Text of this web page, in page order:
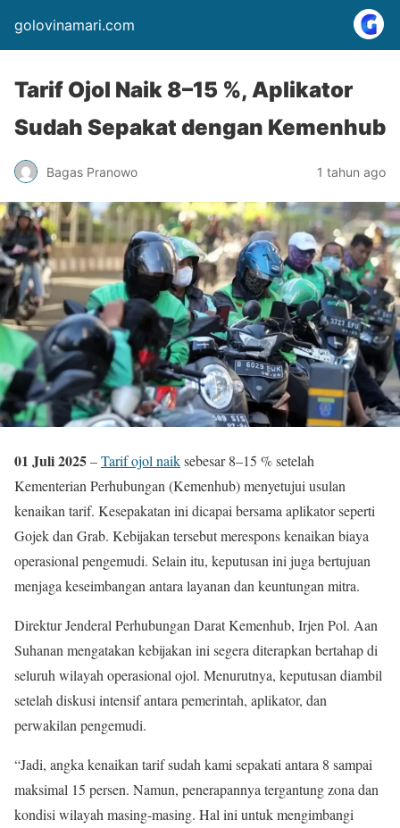
golovinamari.com
Tarif Ojol Naik 8–15 %, Aplikator
Sudah Sepakat dengan Kemenhub
Bagas Pranowo 1 tahun ago
01 Juli 2025–Tarif ojol naiksebesar 8–15 % setelah
Kementerian Perhubungan (Kemenhub) menyetujui usulan
kenaikan tarif. Kesepakatan ini dicapai bersama aplikator seperti
Gojek dan Grab. Kebijakan tersebut merespons kenaikan biaya
operasional pengemudi. Selain itu, keputusan ini juga bertujuan
menjaga keseimbangan antara layanan dan keuntungan mitra.
Direktur Jenderal Perhubungan Darat Kemenhub, Irjen Pol. Aan
Suhanan mengatakan kebijakan ini segera diterapkan bertahap di
seluruh wilayah operasional ojol. Menurutnya, keputusan diambil
setelah diskusi intensif antara pemerintah, aplikator, dan
perwakilan pengemudi.
“Jadi, angka kenaikan tarif sudah kami sepakati antara 8 sampai
maksimal 15 persen. Namun, penerapannya tergantung zona dan
kondisi wilayah masing-masing. Hal ini untuk mengimbangi